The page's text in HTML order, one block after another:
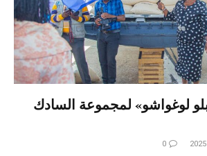
لوغواشو» لمجموعة السادك
0